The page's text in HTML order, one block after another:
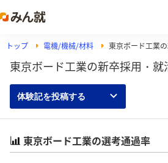
トップ 電機/機械/材料 東京ボード工業
東京ボード工業の新卒採用・就
体験記を投稿する
東京ボード工業の選考通過率